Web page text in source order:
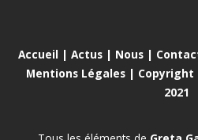
Accueil | Actus| Nous|
Mentions Légales | Copyright
2021